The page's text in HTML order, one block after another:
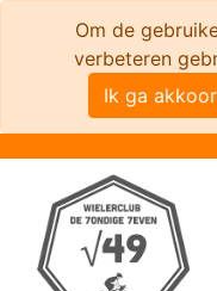
Om de
verbeteren
Ik ga